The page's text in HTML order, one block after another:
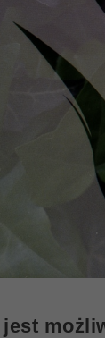
jest